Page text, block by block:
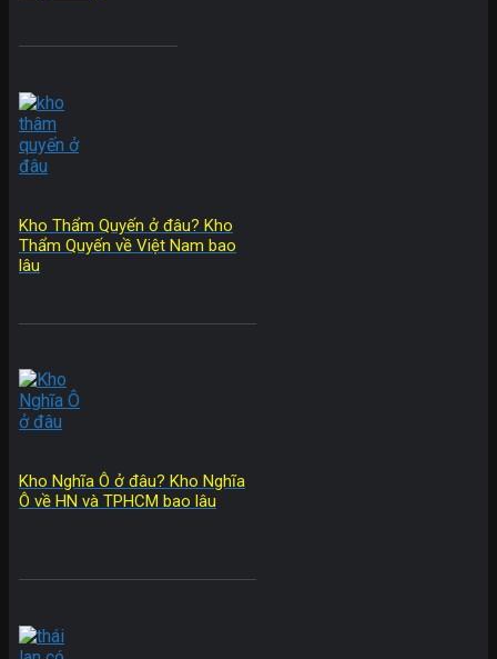
Kho Thẩm Quyến ở đâu? Kho
Thẩm Quyến về Việt Nam bao
lâu
Kho Nghĩa Ô ở đâu? Kho Nghĩa
Ô về HN và TPHCM bao lâu